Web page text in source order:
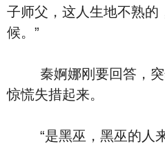
子师父，这人生地不熟的
候。”
秦婀娜刚要回答，突
惊慌失措起来。
“是黑巫，黑巫的人来